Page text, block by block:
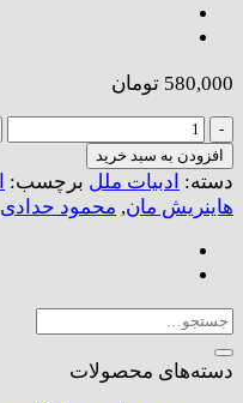
580,000 تومان
سخن
در
حضور
عدد
افزودن به سبد خرید
دسته: ادبیات ملل برچسب:
هاینریش مان, محمود حدادی
جستجو
برای:
دسته‌های محصولات